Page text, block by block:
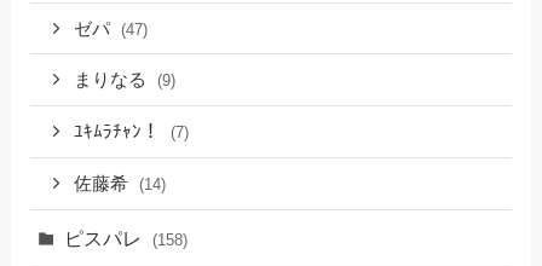
ゼパ (47)
まりなる (9)
ﾕｷﾑﾗﾁｬﾝ！ (7)
佐藤希 (14)
ピスパレ (158)